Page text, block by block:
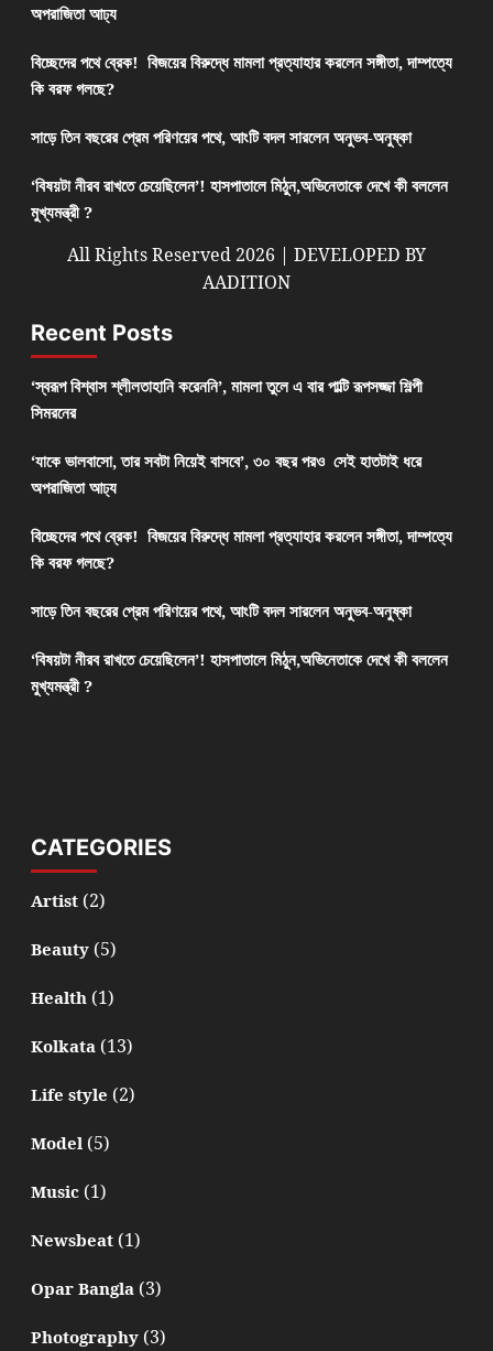
অপরাজিতা আঢ্য
বিচ্ছেদের পথে ব্রেক! বিজয়ের বিরুদ্ধে মামলা প্রত্যাহার করলেন সঙ্গীতা, দাম্পত্যে
কি বরফ গলছে?
সাড়ে তিন বছরের প্রেম পরিণয়ের পথে, আংটি বদল সারলেন অনুভব-অনুষ্কা
‘বিষয়টা নীরব রাখতে চেয়েছিলেন’! হাসপাতালে মিঠুন,অভিনেতাকে দেখে কী বললেন
মুখ্যমন্ত্রী ?
All Rights Reserved 2026 | DEVELOPED BY
AADITION
Recent Posts
‘স্বরূপ বিশ্বাস শ্লীলতাহানি করেননি’, মামলা তুলে এ বার পাল্টি রূপসজ্জা শিল্পী
সিমরনের
‘যাকে ভালবাসো, তার সবটা নিয়েই বাসবে’, ৩০ বছর পরও সেই হাতটাই ধরে
অপরাজিতা আঢ্য
বিচ্ছেদের পথে ব্রেক! বিজয়ের বিরুদ্ধে মামলা প্রত্যাহার করলেন সঙ্গীতা, দাম্পত্যে
কি বরফ গলছে?
সাড়ে তিন বছরের প্রেম পরিণয়ের পথে, আংটি বদল সারলেন অনুভব-অনুষ্কা
‘বিষয়টা নীরব রাখতে চেয়েছিলেন’! হাসপাতালে মিঠুন,অভিনেতাকে দেখে কী বললেন
মুখ্যমন্ত্রী ?
CATEGORIES
Artist(2)
Beauty(5)
Health(1)
Kolkata(13)
Life style (2)
Model(5)
Music(1)
Newsbeat(1)
Opar Bangla(3)
Photography(3)